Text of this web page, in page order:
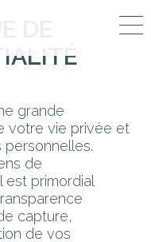
DE
grande
votre vie privée et
de
est primordial
capture,
de vos